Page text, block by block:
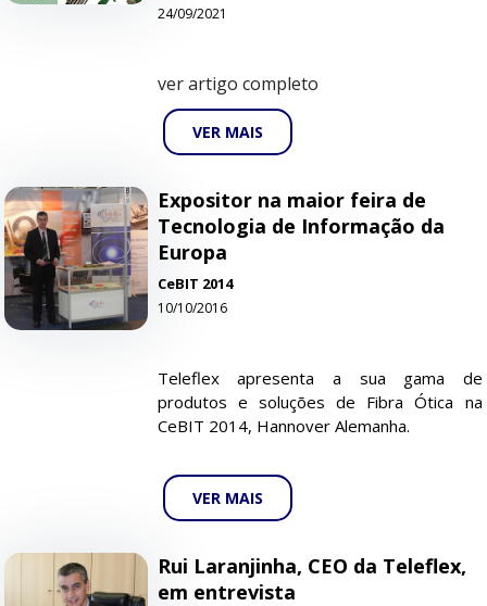
24/09/2021
ver artigo completo
VER MAIS
Expositor na maior feira de
Tecnologia de Informação da
Europa
CeBIT 2014
10/10/2016
Teleflex apresenta a sua gama de
produtos e soluções de Fibra Ótica na
CeBIT 2014, Hannover Alemanha.
VER MAIS
Rui Laranjinha, CEO da Teleflex,
em entrevista